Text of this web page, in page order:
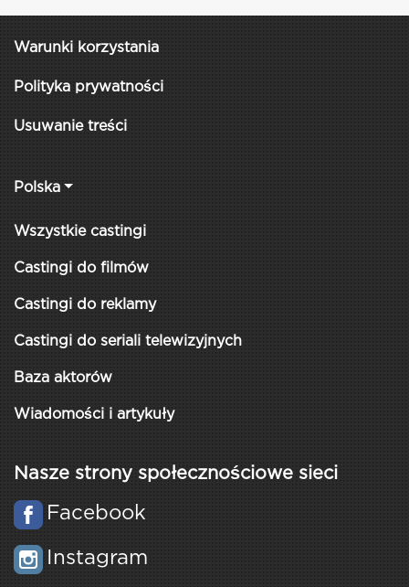
Warunki korzystania
Polityka prywatności
Usuwanie treści
Polska
Wszystkie castingi
Castingi do filmów
Castingi do reklamy
Castingi do seriali telewizyjnych
Baza aktorów
Wiadomości i artykuły
Nasze strony społecznościowe sieci
Facebook
Instagram